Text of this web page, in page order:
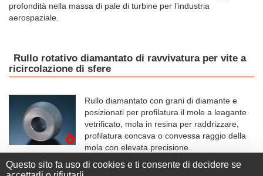
Questo sito fa uso di cookies e ti consente di decidere se
profondità nella massa di pale di turbine per l’industria
aerospaziale.
Rullo rotativo diamantato di ravvivatura per vite a
ricircolazione di sfere
Rullo diamantato con grani di diamante e
posizionati per profilatura il mole a leagante
vetrificato, mola in resina per raddrizzare,
profilatura concava o convessa raggio della
mola con elevata precisione.